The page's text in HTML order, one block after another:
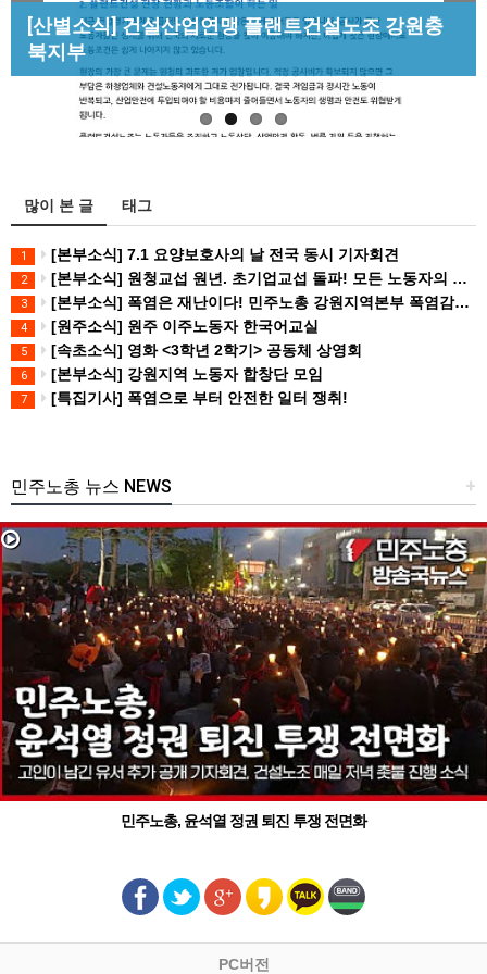
[성명] 막을 수 있었던 죽음, HL만도가 책임져라 :
청년노동자 사망사고의 철저한 진상규…
[산별소식] 건설산업연맹 플랜트건설노조 강원충
북지부
[조합원☆인터뷰] 서비스연맹 전국학교비정규직노
동조합 강원지부 김유미 춘천지회장
[강릉,속초,원주,춘천] 폭염감시단 사업 이모저모
Previous
많이 본 글 태그
1 [본부소식] 7.1 요양보호사의 날 전국 동시 기자회견
2 [본부소식] 원청교섭 원년. 초기업교섭 돌파! 모든 노동자의 노동기본권 쟁취! 민주노총 7.15 총파업대회
3 [본부소식] 폭염은 재난이다! 민주노총 강원지역본부 폭염감시단 선포 기자회견
4 [원주소식] 원주 이주노동자 한국어교실
5 [속초소식] 영화 <3학년 2학기> 공동체 상영회
6 [본부소식] 강원지역 노동자 합창단 모임
7 [특집기사] 폭염으로 부터 안전한 일터 쟁취!
+
민주노총 뉴스 NEWS
민주노총, 윤석열 정권 퇴진 투쟁 전면화
PC버전